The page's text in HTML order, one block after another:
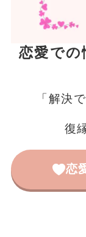
恋愛での
「解決
復
恋